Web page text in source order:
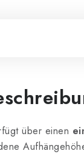
über einen